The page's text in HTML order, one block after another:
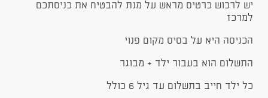
יש לרכוש כרטיס מראש על מנת להבטיח את כניסתכם
למרכז
הכניסה היא על בסיס מקום פנוי
התשלום הוא בעבור ילד + מבוגר
כל ילד חייב בתשלום עד גיל 6 כולל